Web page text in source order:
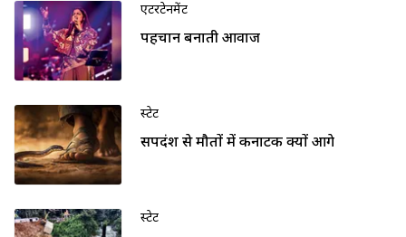
एंटरटेनमेंट
पहचान बनाती आवाज
स्टेट
सर्पदंश से मौतों में कर्नाटक क्यों आगे
स्टेट